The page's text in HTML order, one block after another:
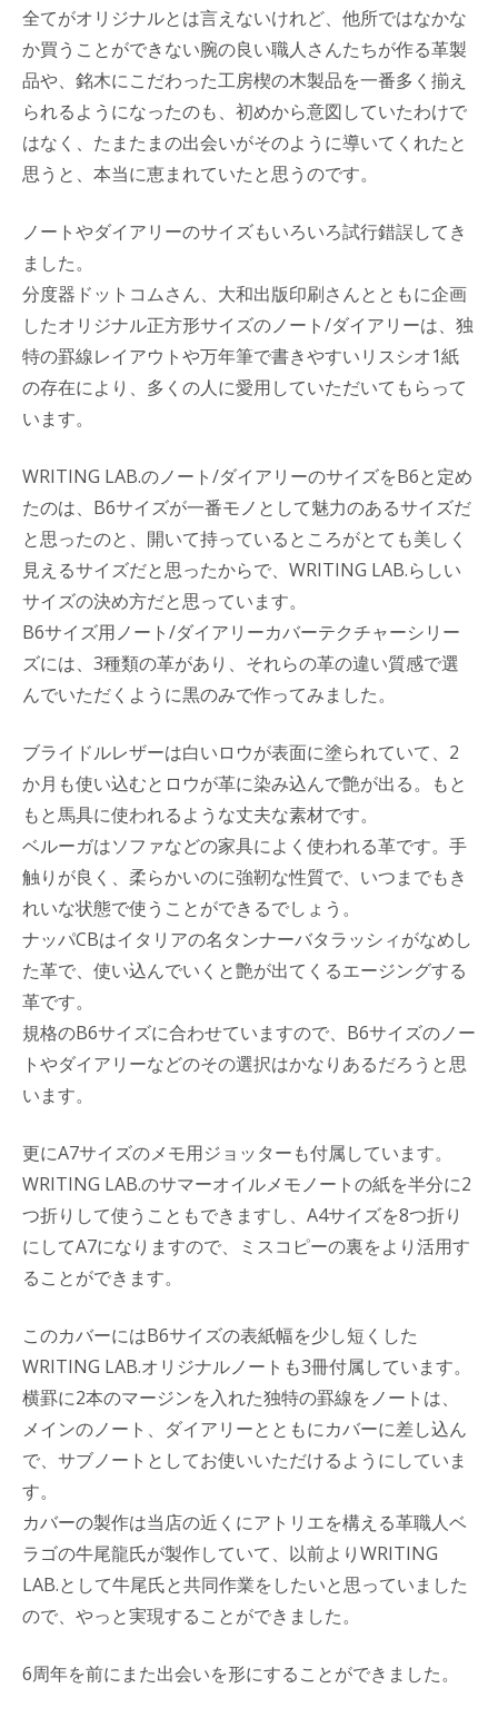
全てがオリジナルとは言えないけれど、他所ではなかな
か買うことができない腕の良い職人さんたちが作る革製
品や、銘木にこだわった工房楔の木製品を一番多く揃え
られるようになったのも、初めから意図していたわけで
はなく、たまたまの出会いがそのように導いてくれたと
思うと、本当に恵まれていたと思うのです。
ノートやダイアリーのサイズもいろいろ試行錯誤してき
ました。
分度器ドットコムさん、大和出版印刷さんとともに企画
したオリジナル正方形サイズのノート/ダイアリーは、独
特の罫線レイアウトや万年筆で書きやすいリスシオ1紙
の存在により、多くの人に愛用していただいてもらって
います。
WRITING LAB.のノート/ダイアリーのサイズをB6と定め
たのは、B6サイズが一番モノとして魅力のあるサイズだ
と思ったのと、開いて持っているところがとても美しく
見えるサイズだと思ったからで、WRITING LAB.らしい
サイズの決め方だと思っています。
B6サイズ用ノート/ダイアリーカバーテクチャーシリー
ズには、3種類の革があり、それらの革の違い質感で選
んでいただくように黒のみで作ってみました。
ブライドルレザーは白いロウが表面に塗られていて、2
か月も使い込むとロウが革に染み込んで艶が出る。もと
もと馬具に使われるような丈夫な素材です。
ベルーガはソファなどの家具によく使われる革です。手
触りが良く、柔らかいのに強靭な性質で、いつまでもき
れいな状態で使うことができるでしょう。
ナッパCBはイタリアの名タンナーバタラッシィがなめし
た革で、使い込んでいくと艶が出てくるエージングする
革です。
規格のB6サイズに合わせていますので、B6サイズのノー
トやダイアリーなどのその選択はかなりあるだろうと思
います。
更にA7サイズのメモ用ジョッターも付属しています。
WRITING LAB.のサマーオイルメモノートの紙を半分に2
つ折りして使うこともできますし、A4サイズを8つ折り
にしてA7になりますので、ミスコピーの裏をより活用す
ることができます。
このカバーにはB6サイズの表紙幅を少し短くした
WRITING LAB.オリジナルノートも3冊付属しています。
横罫に2本のマージンを入れた独特の罫線をノートは、
メインのノート、ダイアリーとともにカバーに差し込ん
で、サブノートとしてお使いいただけるようにしていま
す。
カバーの製作は当店の近くにアトリエを構える革職人ベ
ラゴの牛尾龍氏が製作していて、以前よりWRITING
LAB.として牛尾氏と共同作業をしたいと思っていました
ので、やっと実現することができました。
6周年を前にまた出会いを形にすることができました。